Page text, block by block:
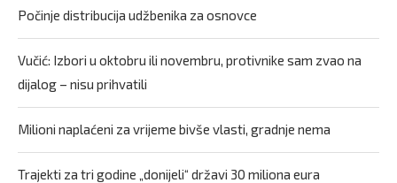
Počinje distribucija udžbenika za osnovce
Vučić: Izbori u oktobru ili novembru, protivnike sam zvao na
dijalog – nisu prihvatili
Milioni naplaćeni za vrijeme bivše vlasti, gradnje nema
Trajekti za tri godine „donijeli“ državi 30 miliona eura